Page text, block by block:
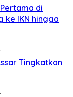
di
ke IKN hingga
Tingkatkan